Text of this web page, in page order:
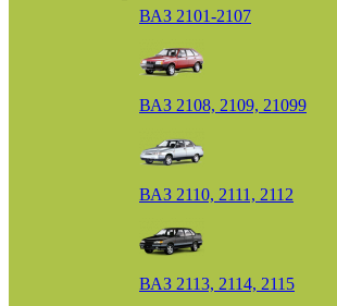
ВАЗ 2101-2107
ВАЗ 2108, 2109, 21099
ВАЗ 2110, 2111, 2112
ВАЗ 2113, 2114, 2115